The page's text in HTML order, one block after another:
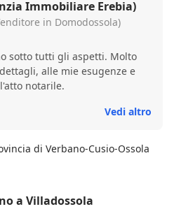
Immobiliare Erebia)
in Domodossola)
sotto tutti gli aspetti. Molto
alle mie esugenze e
notarile.
Vedi altro
di Verbano-Cusio-Ossola
a Villadossola